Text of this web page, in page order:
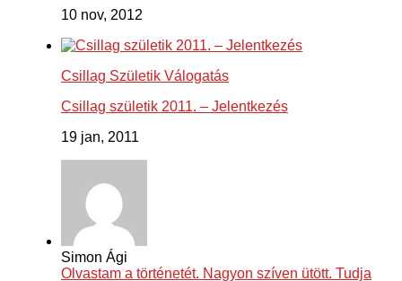
10 nov, 2012
Csillag Születik Válogatás
Csillag születik 2011. – Jelentkezés
19 jan, 2011
Simon Ági
Olvastam a történetét. Nagyon szíven ütött. Tudja